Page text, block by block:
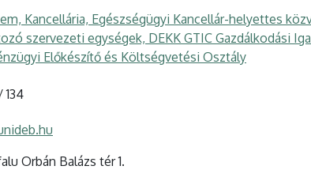
Kancellária, Egészségügyi Kancellár-helyettes
szervezeti egységek, DEKK GTIC Gazdálkodási
Előkészítő és Költségvetési Osztály
134
Orbán Balázs tér 1.